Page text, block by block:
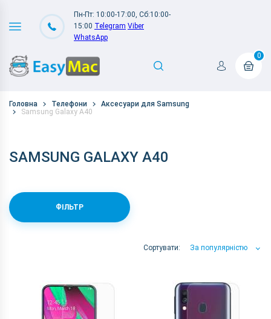
Пн-Пт: 10:00-17:00, Сб:10:00-
15:00 Telegram Viber
WhatsApp
0
Головна Телефони
Аксесуари для Samsung
Samsung Galaxy A40
SAMSUNG GALAXY A40
ФІЛЬТР
Сортувати: За популярністю
За популярністю
За Назвою Я-А